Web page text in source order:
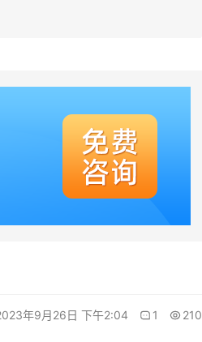
年9月26日 下午2:04 1 210